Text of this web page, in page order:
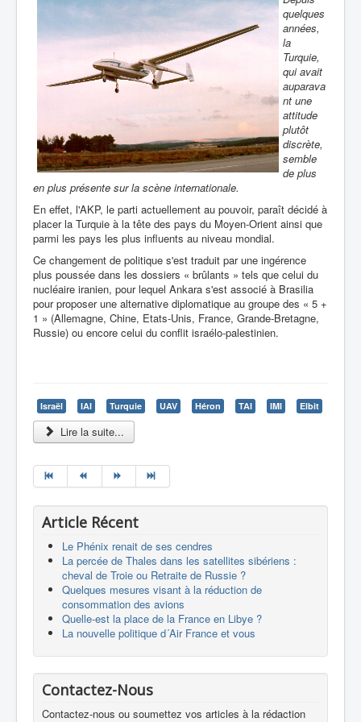
quelques
années,
la
Turquie,
qui avait
auparava
nt une
attitude
plutôt
discrète,
semble
de plus
en plus présente sur la scène internationale.
En effet, l'AKP, le parti actuellement au pouvoir, paraît décidé à
placer la Turquie à la tête des pays du Moyen-Orient ainsi que
parmi les pays les plus influents au niveau mondial.
Ce changement de politique s'est traduit par une ingérence
plus poussée dans les dossiers « brûlants » tels que celui du
nucléaire iranien, pour lequel Ankara s'est associé à Brasilia
pour proposer une alternative diplomatique au groupe des « 5 +
1 » (Allemagne, Chine, Etats-Unis, France, Grande-Bretagne,
Russie) ou encore celui du conflit israélo-palestinien.
Israël IAI Turquie UAV Héron TAI IMI Elbit
Lire la suite...
Article Récent
Le Phénix renait de ses cendres
La percée de Thales dans les satellites sibériens :
cheval de Troie ou Retraite de Russie ?
Quelques mesures visant à la réduction de
consommation des avions
Quelle-est la place de la France en Libye ?
La nouvelle politique d´Air France et vous
Contactez-Nous
Contactez-nous ou soumettez vos articles à la rédaction